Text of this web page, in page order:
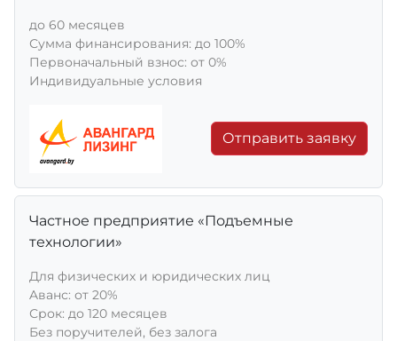
до 60 месяцев
Сумма финансирования: до 100%
Первоначальный взнос: от 0%
Индивидуальные условия
Отправить заявку
Частное предприятие «Подъемные
технологии»
Для физических и юридических лиц
Aванс: от 20%
Срок: до 120 месяцев
Без поручителей, без залога